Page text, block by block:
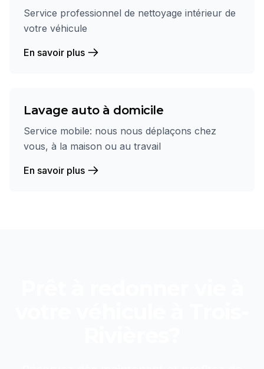
Service professionnel de nettoyage intérieur de
votre véhicule
En savoir plus
Lavage auto à domicile
Service mobile: nous nous déplaçons chez
vous, à la maison ou au travail
En savoir plus